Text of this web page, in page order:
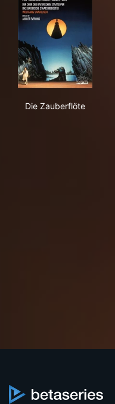
Die Zauberflöte